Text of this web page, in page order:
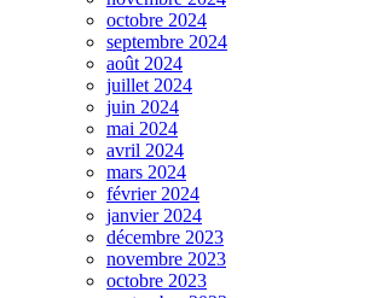
octobre 2024
septembre 2024
août 2024
juillet 2024
juin 2024
mai 2024
avril 2024
mars 2024
février 2024
janvier 2024
décembre 2023
novembre 2023
octobre 2023